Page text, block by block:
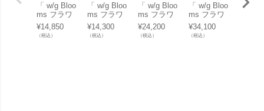
「 w/g Bloo
ms フラワ
ー×ベース
セット Ros
e×Peony ロ
¥14,850
（税込）
「 w/g Bloo
ms フラワ
ー×ベース
セット Ros
e×Peony ロ
¥14,300
（税込）
「 w/g Bloo
ms フラワ
ー×ベース
セット Lav
ender ラベ
¥24,200
（税込）
「 w/g Bloo
ms フラワ
ー×ベース
セット Lav
ender ラベ
¥34,100
（税込）
「 w/g